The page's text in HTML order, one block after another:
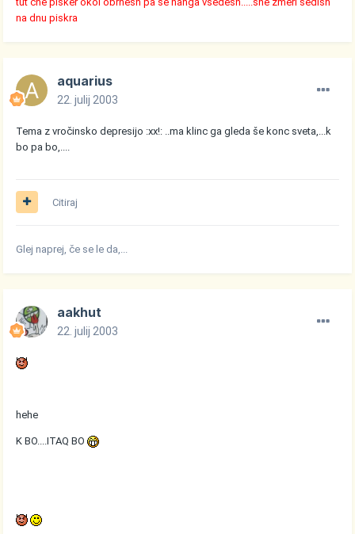
na dnu piskra
aquarius
22. julij 2003
Tema z vročinsko depresijo :xx!: ..ma klinc ga gleda še konc sveta,...k
bo pa bo,....
Citiraj
Glej naprej, če se le da,...
aakhut
22. julij 2003
hehe
K BO....ITAQ BO